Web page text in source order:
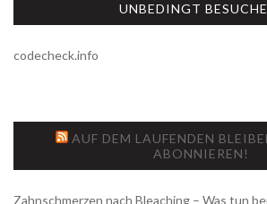
UNBEDINGT
codecheck.info
AUF DEM LAUFENDEN
ABONNIEREN!
Zahnschmerzen nach Bleaching – Was tun